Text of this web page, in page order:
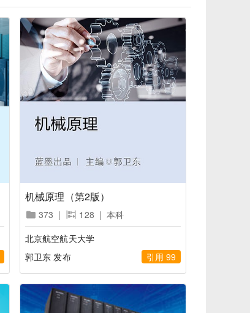
机械原理（第2版）
373 | 128 | 本科
北京航空航天大学
郭卫东 发布
引用 99